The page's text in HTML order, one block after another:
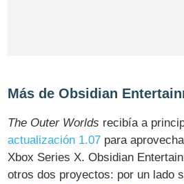
Más de Obsidian
The Outer Worlds recibía a
actualización 1.07 para
Xbox Series X. Obsidian
otros dos proyectos: por un lado